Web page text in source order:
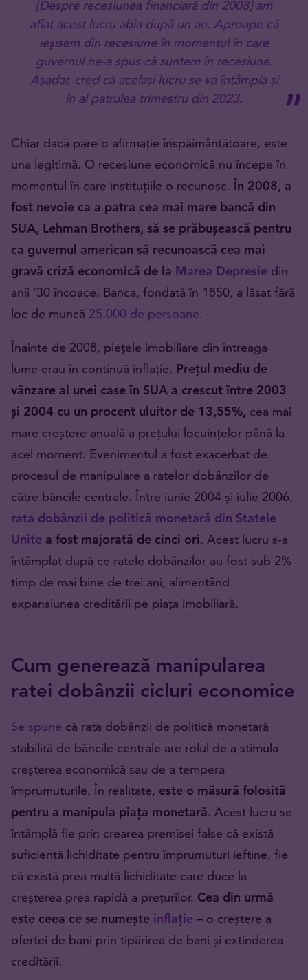
[Despre recesiunea financiară din 2008] am
aflat acest lucru abia după un an. Aproape că
ieșisem din recesiune în momentul în care
guvernul ne-a spus că suntem în recesiune.
Așadar, cred că același lucru se va întâmpla și
în al patrulea trimestru din 2023.
Chiar dacă pare o afirmație înspăimântătoare, este
una legitimă. O recesiune economică nu începe în
momentul în care instituțiile o recunosc.În 2008, a
fost nevoie ca a patra cea mai mare bancă din
SUA, Lehman Brothers, să se prăbușească pentru
ca guvernul american să recunoască cea mai
gravă criză economică de la Marea Depresie din
anii ’30 încoace. Banca, fondată în 1850, a lăsat fără
loc de muncă 25.000 de persoane.
Înainte de 2008, piețele imobiliare din întreaga
lume erau în continuă inflație. Prețul mediu de
vânzare al unei case în SUA a crescut între 2003
și 2004 cu un procent uluitor de 13,55%, cea mai
mare creștere anuală a prețului locuințelor până la
acel moment. Evenimentul a fost exacerbat de
procesul de manipulare a ratelor dobânzilor de
către băncile centrale. Între iunie 2004 și iulie 2006,
rata dobânzii de politică monetară din Statele
Unite a fost majorată de cinci ori. Acest lucru s-a
întâmplat după ce ratele dobânzilor au fost sub 2%
timp de mai bine de trei ani, alimentând
expansiunea creditării pe piața imobiliară.
Cum generează manipularea
ratei dobânzii cicluri economice
Se spune că rata dobânzii de politică monetară
stabilită de băncile centrale are rolul de a stimula
creșterea economică sau de a tempera
împrumuturile. În realitate, este o măsură folosită
pentru a manipula piața monetară. Acest lucru se
întâmplă fie prin crearea premisei false că există
suficientă lichiditate pentru împrumuturi ieftine, fie
că există prea multă lichiditate care duce la
creșterea prea rapidă a prețurilor. Cea din urmă
este ceea ce se numește inflație – o creștere a
ofertei de bani prin tipărirea de bani și extinderea
creditării.